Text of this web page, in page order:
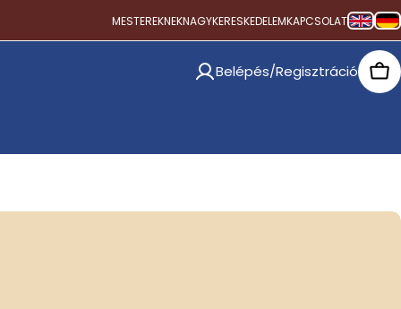
MESTEREKNEKNAGYKERESKEDELEMKAPCSOLAT
Belépés/Regisztráció